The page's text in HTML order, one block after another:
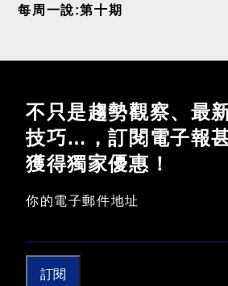
每周一說:第十期
不只是趨勢觀察、最
技巧…，訂閱電子報
獲得獨家優惠！
你的電子郵件地址
訂閱